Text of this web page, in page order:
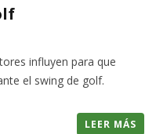
influyen para que
el swing de golf.
LEER MÁS